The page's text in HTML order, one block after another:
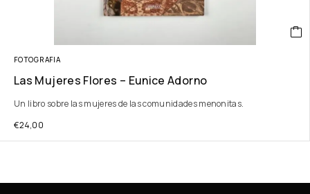
FOTOGRAFIA
Las Mujeres Flores – Eunice Adorno
Un libro sobre las mujeres de las comunidades menonitas.
€24,00